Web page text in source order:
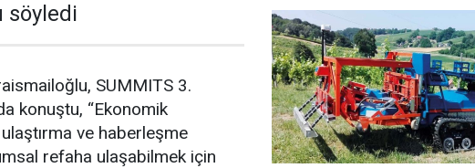
söyledi
SUMMITS 3.
konuştu, “Ekonomik
ulaştırma ve haberleşme
refaha ulaşabilmek için